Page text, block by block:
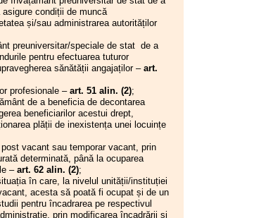
21.05.2026
I.S.J. Hunedoara
19.05.2026
I.S.J. Hunedoara
14.05.2026
Consiliul de administrație al
05.05.2026
Consiliul de administrație al
I.S.J. Hunedoara
29.04.2026
Consiliul Liderilor S.I.P.
(on
condiții de muncă
și/sau administrarea autorităților
preuniversitar/speciale de stat de a
pentru efectuarea tuturor
sănătății angajaților –art.
profesionale – art. 51 alin. (2);
de a beneficia de decontarea
beneficiarilor acestui drept,
plății de inexistența unei locuințe
vacant sau temporar vacant, prin
determinată, până la ocuparea
–art. 62 alin. (2);
în care, la nivelul unității/instituției
acesta să poată fi ocupat și de un
pentru încadrarea pe respectivul
prin modificarea încadrării și